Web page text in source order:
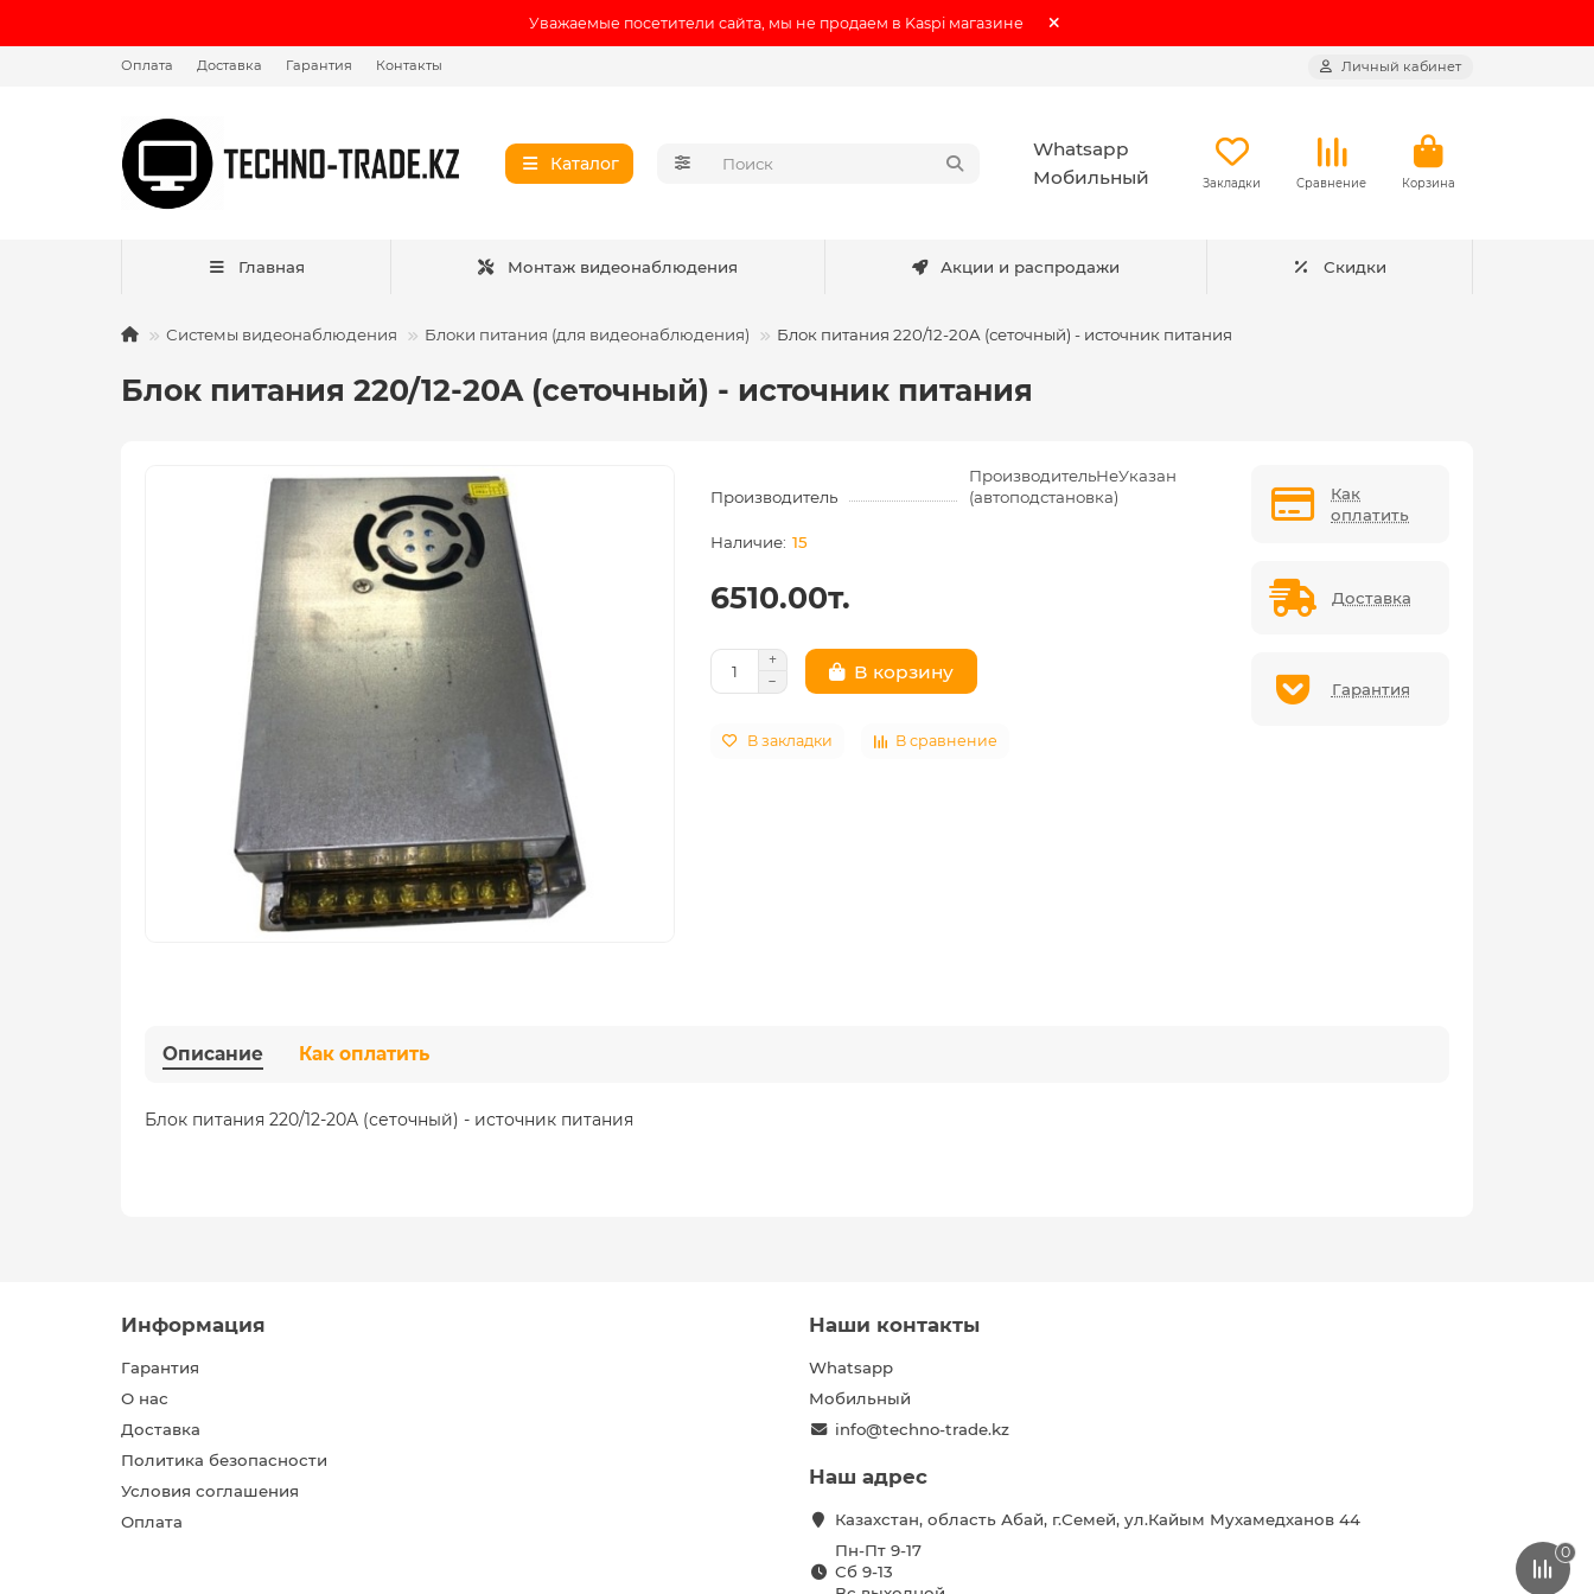
Уважаемые посетители сайта, мы не продаем в Kaspi магазине
Оплата Доставка Гарантия Контакты Личный кабинет
Каталог
Whatsapp
Мобильный
Закладки Сравнение Корзина
Главная Монтаж видеонаблюдения Акции и распродажи Скидки
Системы видеонаблюдения Блоки питания (для видеонаблюдения) Блок питания 220/12-20A (сеточный) - источник питания
Блок питания 220/12-20A (сеточный) - источник питания
Производитель
ПроизводительНеУказан
(автоподстановка)
15
6510.00т.
В корзину
В закладки В сравнение
Как
оплатить
Доставка
Гарантия
Описание Как оплатить
Блок питания 220/12-20A (сеточный) - источник питания
Информация
Гарантия
О нас
Доставка
Политика безопасности
Условия соглашения
Оплата
Наши контакты
Whatsapp
Мобильный
info@techno-trade.kz
Наш адрес
Казахстан, область Абай, г.Семей, ул.Кайым Мухамедханов 44
Пн-Пт 9-17
Сб 9-13
0